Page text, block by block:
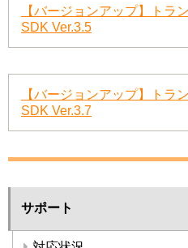
【バージョンアップ】トラ
SDK Ver.3.5
【バージョンアップ】トラ
SDK Ver.3.7
サポート